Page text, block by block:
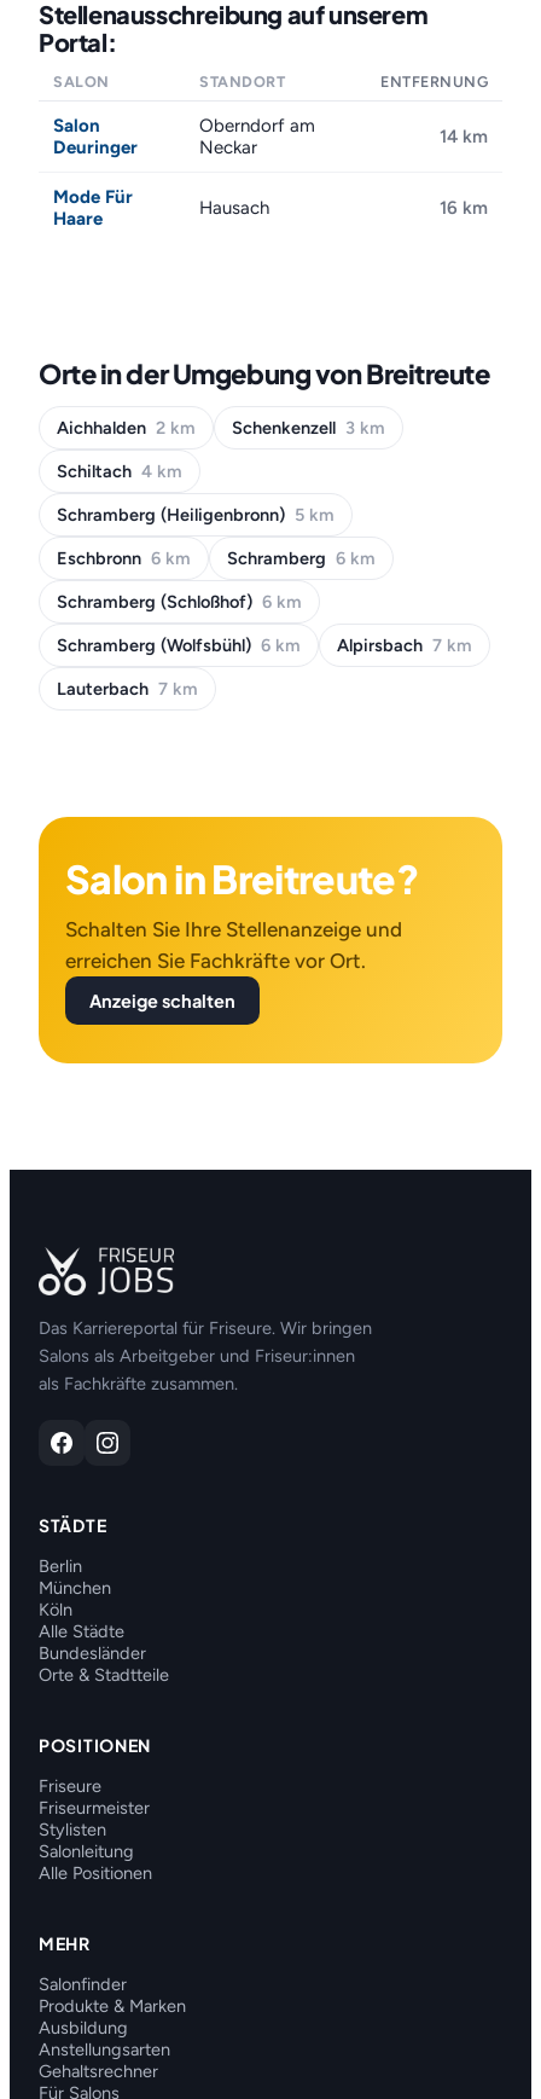
Stellenausschreibung auf unserem
Portal:
SALON STANDORT ENTFERNUNG
Salon
Deuringer
Oberndorf am
Neckar
14 km
Mode Für
Haare
Hausach 16 km
Orte in der Umgebung von Breitreute
Aichhalden 2 km Schenkenzell 3 km
Schiltach 4 km
Schramberg (Heiligenbronn) 5 km
Eschbronn 6 km Schramberg 6 km
Schramberg (Schloßhof) 6 km
Schramberg (Wolfsbühl) 6 km Alpirsbach 7 km
Lauterbach 7 km
Salon in Breitreute?
Schalten Sie Ihre Stellenanzeige und
erreichen Sie Fachkräfte vor Ort.
Anzeige schalten
Das Karriereportal für Friseure. Wir bringen
Salons als Arbeitgeber und Friseur:innen
als Fachkräfte zusammen.
STÄDTE
Berlin
München
Köln
Alle Städte
Bundesländer
Orte & Stadtteile
POSITIONEN
Friseure
Friseurmeister
Stylisten
Salonleitung
Alle Positionen
MEHR
Salonfinder
Produkte & Marken
Ausbildung
Anstellungsarten
Gehaltsrechner
Für Salons